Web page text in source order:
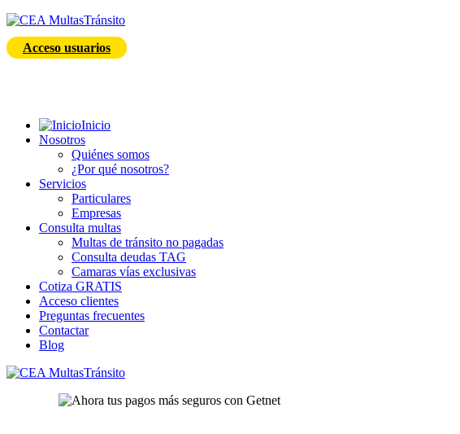
Acceso usuarios
Inicio
Nosotros
Quiénes somos
¿Por qué nosotros?
Servicios
Particulares
Empresas
Consulta multas
Multas de tránsito no pagadas
Consulta deudas TAG
Camaras vías exclusivas
Cotiza GRATIS
Acceso clientes
Preguntas frecuentes
Contactar
Blog